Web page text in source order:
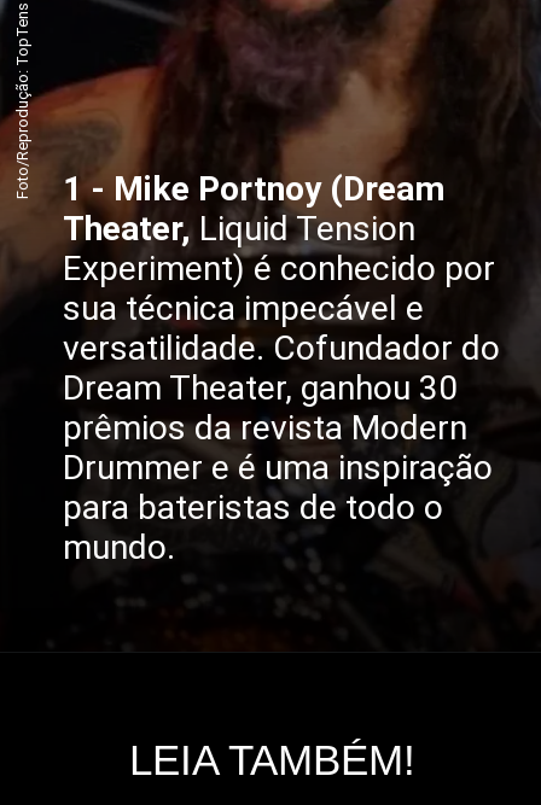
Foto/Reprodução: TopTens
1 - Mike Portnoy (Dream
Theater,Liquid Tension
Experiment) é conhecido por
sua técnica impecável e
versatilidade. Cofundador do
Dream Theater, ganhou 30
prêmios da revista Modern
Drummer e é uma inspiração
para bateristas de todo o
mundo.
LEIA TAMBÉM!